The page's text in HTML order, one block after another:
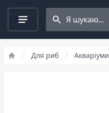
Search projects
Для риб Акваріуми